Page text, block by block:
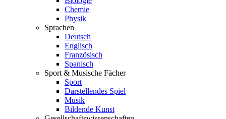
Chemie
Physik
Sprachen
Deutsch
Englisch
Französisch
Spanisch
Sport & Musische Fächer
Sport
Darstellendes Spiel
Musik
Bildende Kunst